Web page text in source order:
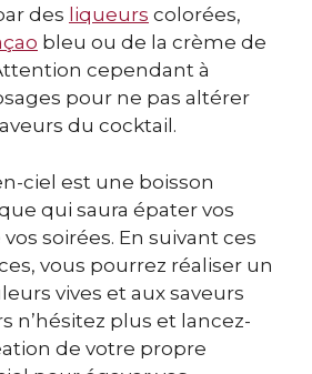
des liqueurs colorées,
bleu ou de la crème de
cependant à
pour ne pas altérer
du cocktail.
ciel est une boisson
qui saura épater vos
soirées. En suivant ces
vous pourrez réaliser un
vives et aux saveurs
n’hésitez plus et lancez-
de votre propre